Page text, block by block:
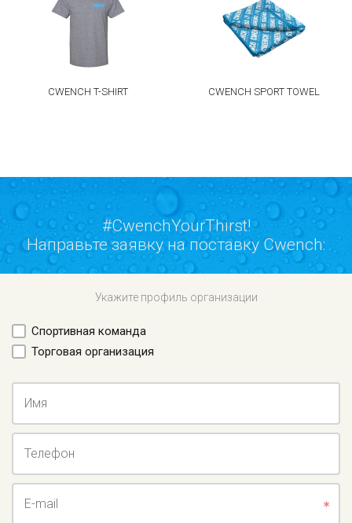
CWENCH T-SHIRT CWENCH SPORT TOWEL
#CwenchYourThirst!
Направьте заявку на поставку Cwench:
Укажите профиль организации
Спортивная команда
Торговая организация
Имя
Телефон
E-mail